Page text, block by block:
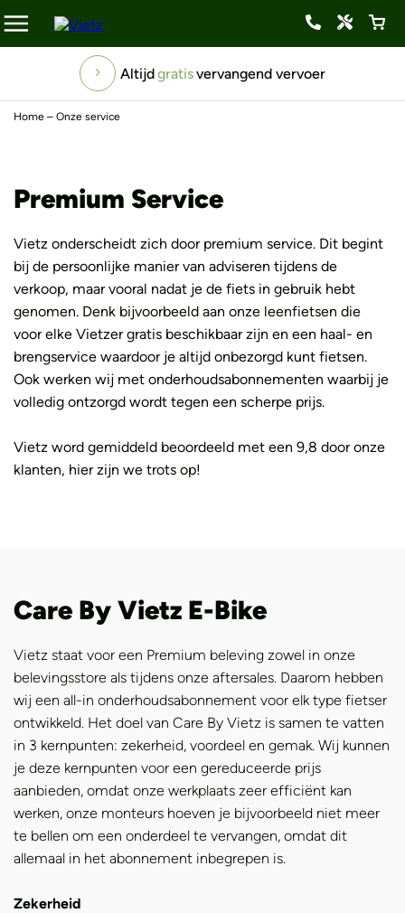
Premium Service
Graag willen wij je advies op maat verlenen en daarom
verwelkomen wij je graag in onze belevingsstore. We staan
je graag te woord of komen kosteloos langs!
Altijdgratisvervangend vervoer
Home – Onze service
Premium Service
Vietz onderscheidt zich door premium service. Dit begint
bij de persoonlijke manier van adviseren tijdens de
verkoop, maar vooral nadat je de fiets in gebruik hebt
genomen. Denk bijvoorbeeld aan onze leenfietsen die
voor elke Vietzer gratis beschikbaar zijn en een haal- en
brengservice waardoor je altijd onbezorgd kunt fietsen.
Ook werken wij met onderhoudsabonnementen waarbij je
volledig ontzorgd wordt tegen een scherpe prijs.
Vietz word gemiddeld beoordeeld met een 9,8 door onze
klanten, hier zijn we trots op!
Care By Vietz E-Bike
Vietz staat voor een Premium beleving zowel in onze
belevingsstore als tijdens onze aftersales. Daarom hebben
wij een all-in onderhoudsabonnement voor elk type fietser
ontwikkeld. Het doel van Care By Vietz is samen te vatten
in 3 kernpunten: zekerheid, voordeel en gemak. Wij kunnen
je deze kernpunten voor een gereduceerde prijs
aanbieden, omdat onze werkplaats zeer efficiënt kan
werken, onze monteurs hoeven je bijvoorbeeld niet meer
te bellen om een onderdeel te vervangen, omdat dit
allemaal in het abonnement inbegrepen is.
Zekerheid